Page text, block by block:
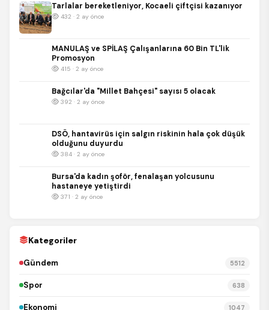
Tarlalar bereketleniyor, Kocaeli çiftçisi kazanıyor
432 · 2 ay önce
MANULAŞ ve SPİLAŞ Çalışanlarına 60 Bin TL'lik
Promosyon
415 · 2 ay önce
Bağcılar'da "Millet Bahçesi" sayısı 5 olacak
392 · 2 ay önce
DSÖ, hantavirüs için salgın riskinin hala çok düşük
olduğunu duyurdu
384 · 2 ay önce
Bursa'da kadın şoför, fenalaşan yolcusunu
hastaneye yetiştirdi
371 · 2 ay önce
Kategoriler
Gündem 5512
Spor 638
Ekonomi 1047